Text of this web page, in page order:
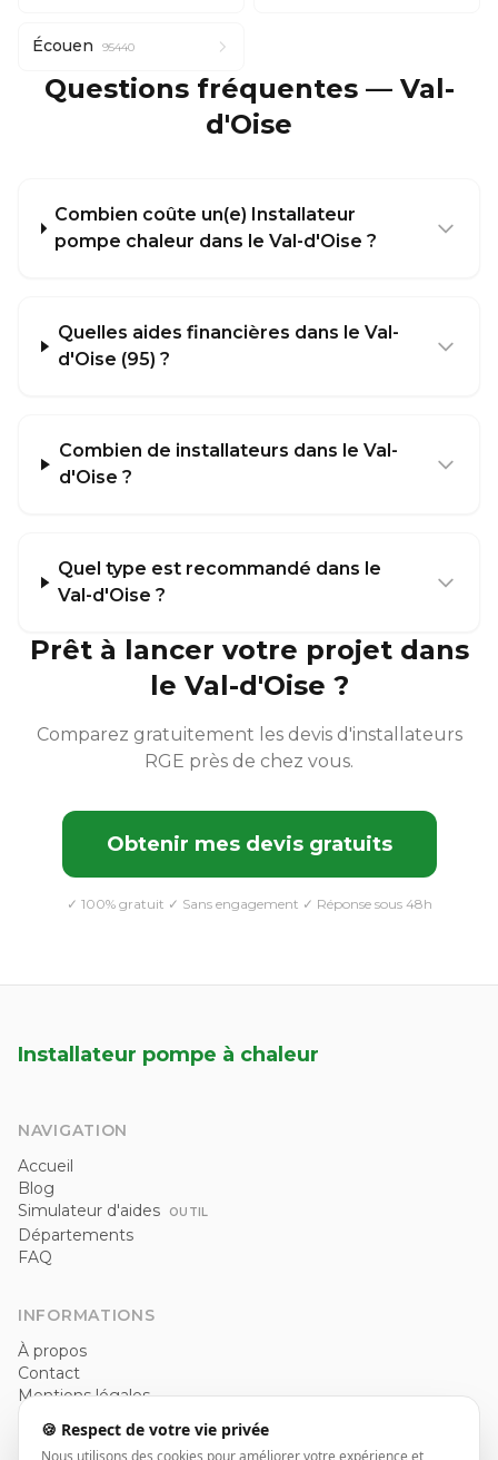
Écouen 95440
Questions fréquentes — Val-
d'Oise
Combien coûte un(e) Installateur
pompe chaleur dans le Val-d'Oise ?
Quelles aides financières dans le Val-
d'Oise (95) ?
Combien de installateurs dans le Val-
d'Oise ?
Quel type est recommandé dans le
Val-d'Oise ?
Prêt à lancer votre projet dans
le Val-d'Oise ?
Comparez gratuitement les devis d'installateurs
RGE près de chez vous.
Obtenir mes devis gratuits
✓ 100% gratuit ✓ Sans engagement ✓ Réponse sous 48h
Installateur pompe à chaleur
NAVIGATION
Accueil
Blog
Simulateur d'aides
OUTIL
Départements
FAQ
INFORMATIONS
À propos
Contact
Mentions légales
CGU
🍪 Respect de votre vie privée
Nous utilisons des cookies pour améliorer votre expérience et